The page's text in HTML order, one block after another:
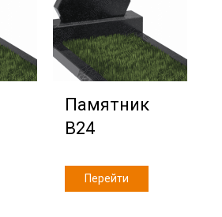
Памятник
В24
Перейти